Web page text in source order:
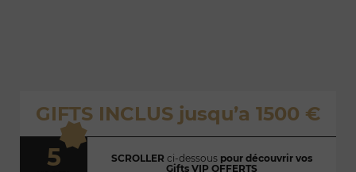
GIFTS INCLUS jusqu’a 1500 €
5 SCROLLER ci-dessous pour découvrir vos
Gifts VIP OFFERTS